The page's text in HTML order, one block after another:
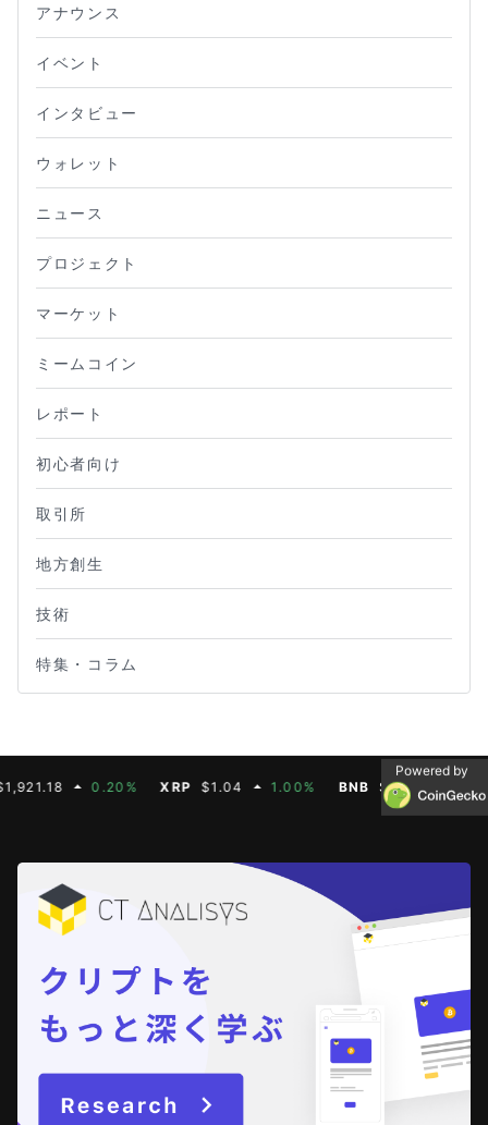
アナウンス
イベント
インタビュー
ウォレット
ニュース
プロジェクト
マーケット
ミームコイン
レポート
初心者向け
取引所
地方創生
技術
特集・コラム
0.20% XRP $1.04 1.00% BNB $604.50 2.70%
Powered by